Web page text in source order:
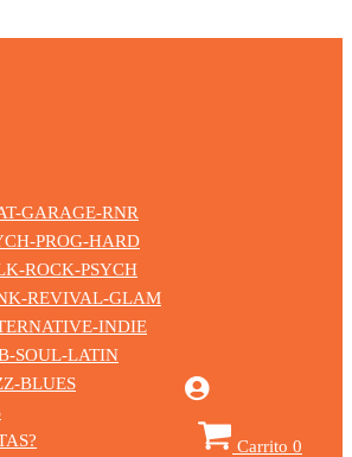
GARAGE-RNR
PROG-HARD
ROCK-PSYCH
REVIVAL-GLAM
INDIE
SOUL-LATIN
BLUES
Carrito 0